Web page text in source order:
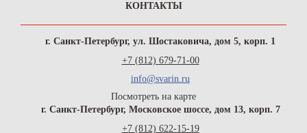
КОНТАКТЫ
г. Санкт-Петербург, ул. Шостаковича, дом 5, корп. 1
+7 (812) 679-71-00
info@svarin.ru
Посмотреть на карте
г. Санкт-Петербург, Московское шоссе, дом 13, корп. 7
+7 (812) 622-15-19